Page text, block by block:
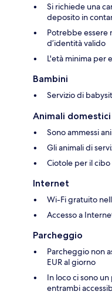
Si richiede una
deposito in
Potrebbe essere
d’identità valido
L'età minima per
Bambini
Servizio di
Animali domestici
Sono ammessi
Gli animali di
Ciotole per il
Internet
Wi-Fi gratuito
Accesso a
Parcheggio
Parcheggio non
EUR al giorno
In loco ci sono
entrambi